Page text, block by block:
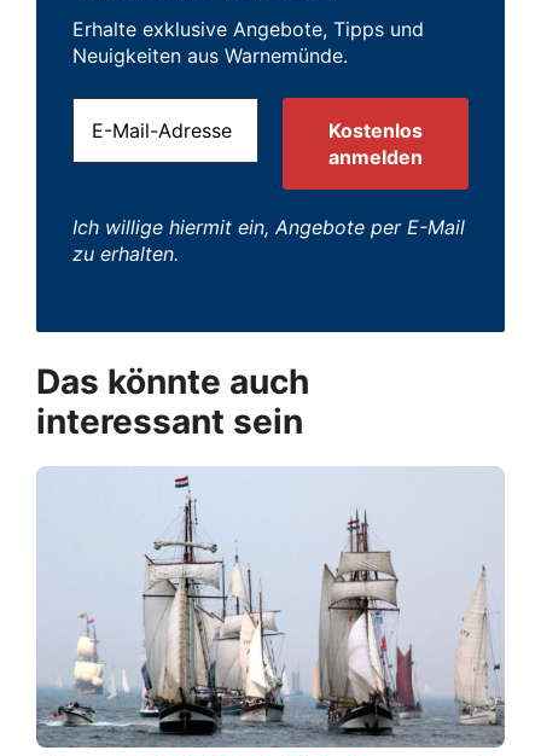
Erhalte exklusive Angebote, Tipps und
Neuigkeiten aus Warnemünde.
Ich willige hiermit ein, Angebote per E-Mail
zu erhalten.
Das könnte auch
interessant sein